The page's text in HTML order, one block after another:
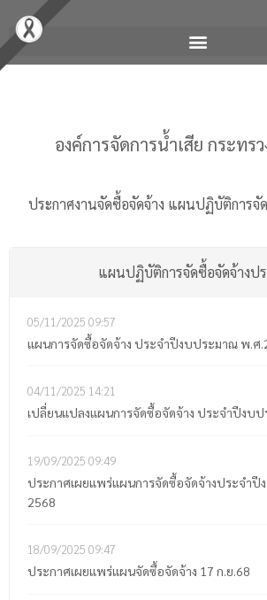
องค์การจัดการน้ำเสีย กระทร
ประกาศงานจัดซื้อจัดจ้าง แผนปฏิบัติการจั
แผนปฏิบัติการจัดซื้อจัดจ้างป
05/11/2025 09:57
แผนการจัดซื้อจัดจ้าง ประจำปีงบประมาณ พ.ศ
04/11/2025 14:21
เปลี่ยนแปลงแผนการจัดซื้อจัดจ้าง ประจำปีงบ
19/09/2025 09:49
ประกาศเผยแพร่แผนการจัดซื้อจัดจ้างประจำ
2568
18/09/2025 09:47
ประกาศเผยแพร่แผนจัดซื้อจัดจ้าง 17 ก.ย.68